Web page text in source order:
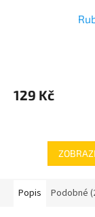
129 Kč
Popis Podobné